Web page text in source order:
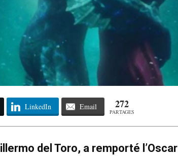
LinkedIn Email 272
PARTAGES
del Toro, a remporté l’Oscar